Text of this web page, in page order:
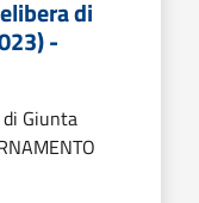
di
-
di Giunta